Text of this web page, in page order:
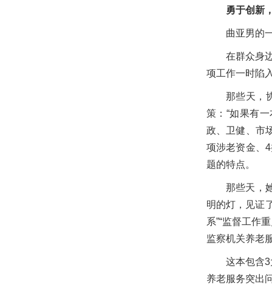
勇于创新
曲亚男的
在群众身
项工作一时陷
那些天，
策：“如果有
政、卫健、市
项涉老资金、
题的特点。
那些天，
明的灯，见证
系”“监督工作
监察机关养老
这本包含
养老服务突出